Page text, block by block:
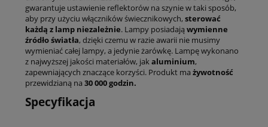
gwarantuje ustawienie reflektorów na szynie w taki sposób,
aby przy użyciu włączników świecznikowych, sterować
każdą z lamp niezależnie. Lampy posiadają wymienne
źródło światła, dzięki czemu w razie awarii nie musimy
wymieniać całej lampy, a jedynie żarówkę. Lampę wykonano
z najwyższej jakości materiałów, jakaluminium,
zapewniających znaczące korzyści. Produkt ma żywotność
przewidzianą na 30 000 godzin.
Specyfikacja